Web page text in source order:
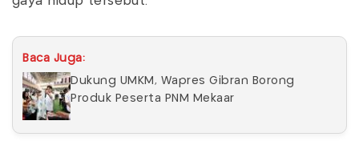
Baca Juga:
Dukung UMKM, Wapres Gibran Borong
Produk Peserta PNM Mekaar